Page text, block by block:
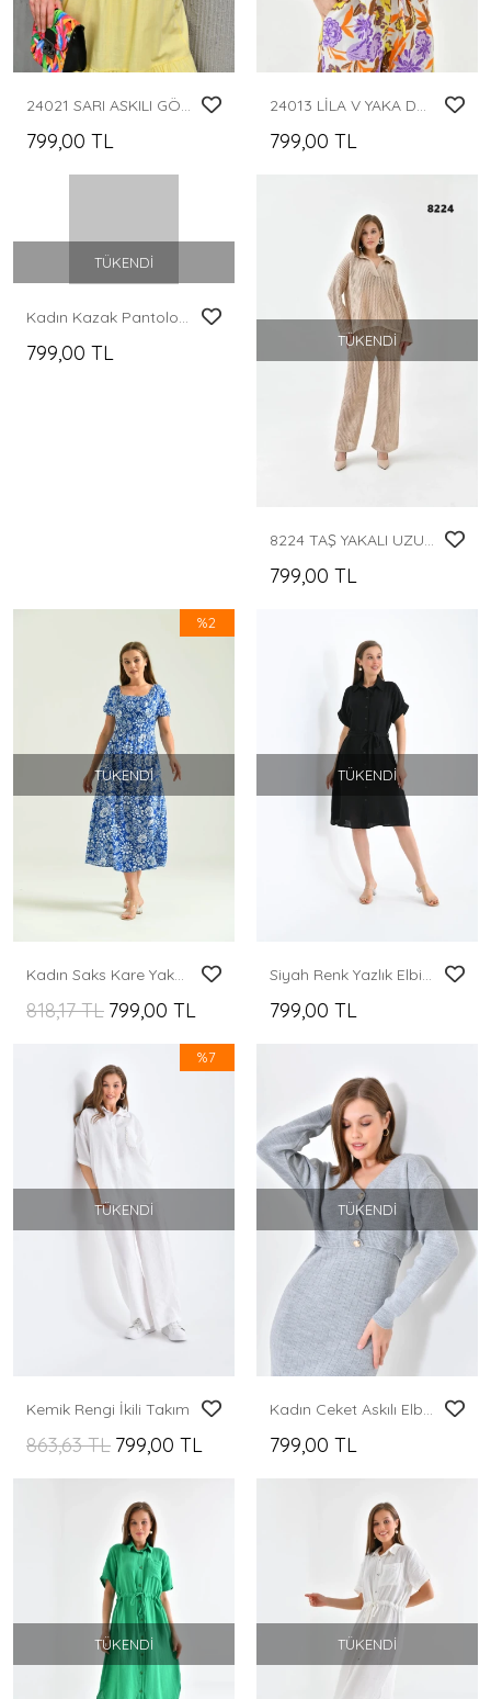
24021 SARI ASKILI GÖĞÜS BÜZGÜLÜ GENİŞ MODEL ASTARLI UZUN ELBİSE
799,00 TL
24013 LİLA V YAKA DÜĞMELİ BELDEN BAĞLAMALI DESENLİ PANTOLONLU TAKIM
799,00 TL
TÜKENDI
Kadın Kazak Pantolon 2'Li Set Takım Çizgili Pantolonlu Kazak ve Pantolon Camel - 10306
799,00 TL
TÜKENDI
8224 TAŞ YAKALI UZUN KOLLU DELİKLİ DESENLİ PANTOLONLU TAKIM
799,00 TL
TÜKENDI
%2
Kadın Saks Kare Yaka Desenli Elbise
818,17 TL 799,00 TL
TÜKENDI
Siyah Renk Yazlık Elbise
799,00 TL
TÜKENDI
%7
Kemik Rengi İkili Takım
863,63 TL 799,00 TL
TÜKENDI
Kadın Ceket Askılı Elbise Triko Takım Gri - 8009
799,00 TL
TÜKENDI TÜKENDI